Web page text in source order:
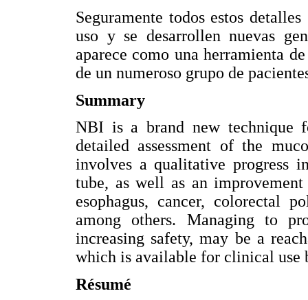
Seguramente todos estos
uso y se desarrollen nuevas
aparece como una herramienta
de un numeroso grupo de
Summary
NBI is a brand new technique
detailed assessment of the
involves a qualitative progress
tube, as well as an
esophagus, cancer, colorectal
among others. Managing to
increasing safety, may be a
which is available for clinical use
Résumé